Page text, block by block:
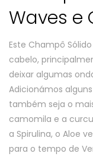
Waves e
Este Champô
cabelo,
deixar algumas
Adicionámos
também seja o
camomila e a
a Spirulina, o Aloe
para o tempo de